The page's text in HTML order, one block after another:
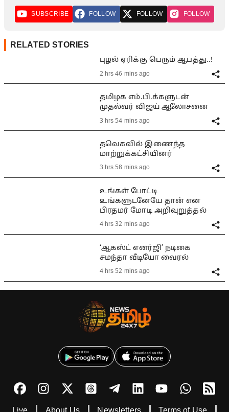
SUBSCRIBE FOLLOW FOLLOW FOLLOW
RELATED STORIES
புழல் ஏரிக்கு பெரும் ஆபத்து..!
2 hrs 46 mins ago
தமிழக எம்.பி.க்களுடன்
முதல்வர் விஜய் ஆலோசனை
3 hrs 54 mins ago
தவெகவில் இணைந்த
மாற்றுக்கட்சியினர்
3 hrs 58 mins ago
உங்கள் போட்டி
உங்களுடனேயே தான் என
பிரதமர் மோடி அறிவுறுத்தல்
4 hrs 32 mins ago
‘ஆகஸ்ட் எனர்ஜி’ நடிகை
சமந்தா வீடியோ வைரல்
4 hrs 52 mins ago